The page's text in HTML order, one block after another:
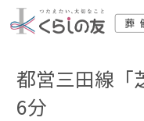
都営三田線「
6分